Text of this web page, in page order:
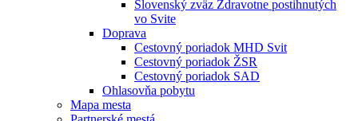
Slovenský zväz Zdravotne postihnutých
vo Svite
Doprava
Cestovný poriadok MHD Svit
Cestovný poriadok ŽSR
Cestovný poriadok SAD
Ohlasovňa pobytu
Mapa mesta